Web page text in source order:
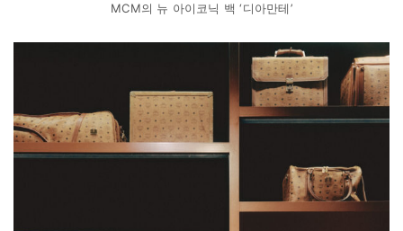
MCM의 뉴 아이코닉 백 ‘디아만테’